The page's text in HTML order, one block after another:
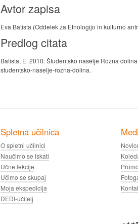
Avtor zapisa
Eva Batista (Oddelek za Etnologijo in kulturno
Predlog citata
Batista, E. 2010: Študentsko naselje Rožna
studentsko-naselje-rozna-dolina.
Spletna učilnica
O spletni učilnici
Naučimo se iskati
Učne lekcije
Učimo se skupaj
Moja ekspedicija
DEDI-učitelj